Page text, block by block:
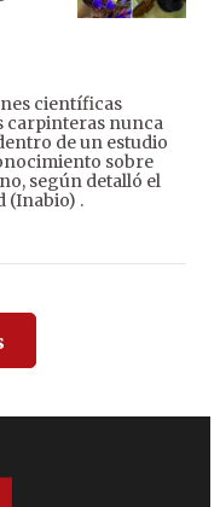
científicas
carpinteras nunca
de un estudio
sobre
según detalló el
(Inabio) .